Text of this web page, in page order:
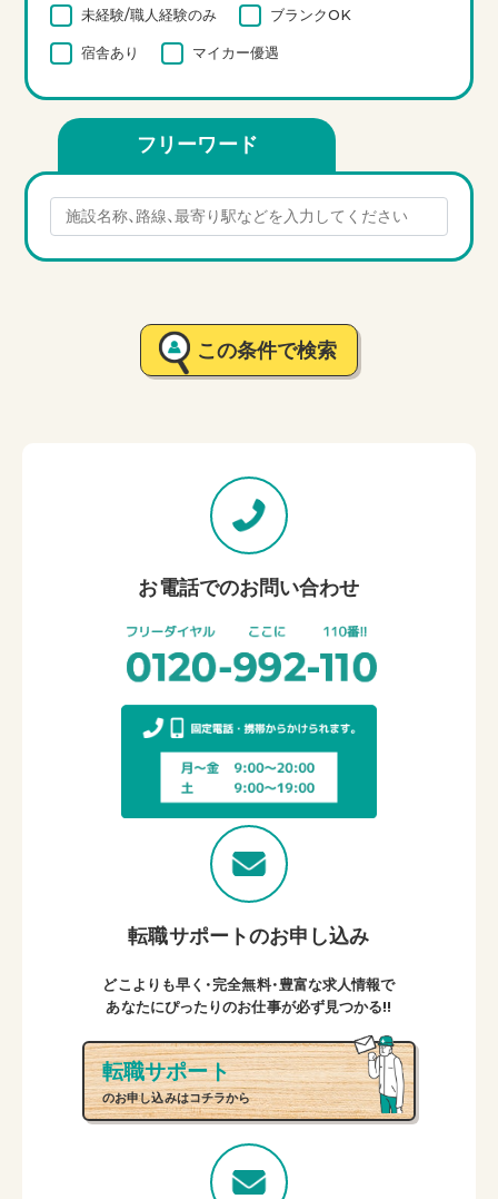
未経験/職人経験のみ ブランクOK
宿舎あり マイカー優遇
フリーワード
この条件で検索
お電話でのお問い合わせ
転職サポートのお申し込み
どこよりも早く・完全無料・豊富な求人情報で
あなたにぴったりのお仕事が必ず見つかる!!
転職サポート
のお申し込みはコチラから